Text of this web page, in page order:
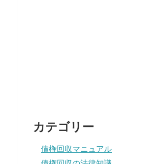
カテゴリー
債権回収マニュアル